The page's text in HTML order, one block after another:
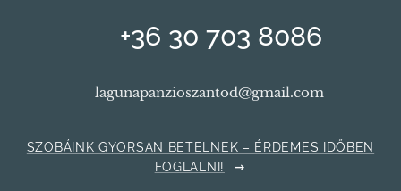
📞 +36 30 703 8086
📧 lagunapanzioszantod@gmail.com
SZOBÁINK GYORSAN BETELNEK – ÉRDEMES IDŐBEN
FOGLALNI!